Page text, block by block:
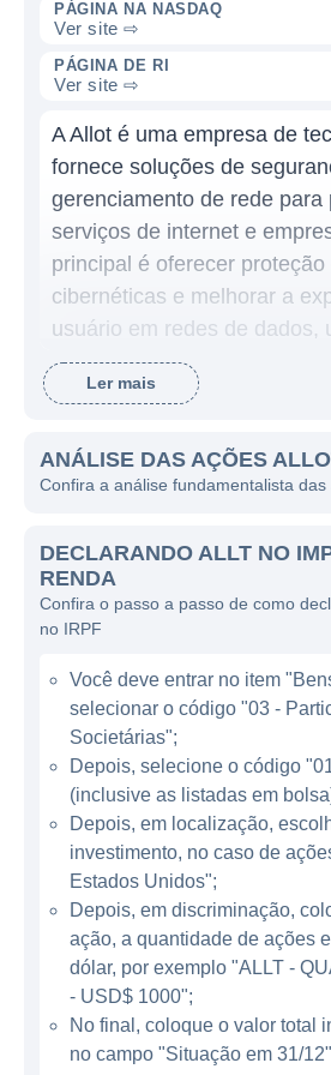
PÁGINA NA NASDAQ
Ver site ⇨
PÁGINA DE RI
Ver site ⇨
A Allot é uma empresa de
fornece soluções de
gerenciamento de rede para
serviços de internet e
principal é oferecer
cibernéticas e melhorar a
usuário em redes de dados,
tecnologias avançadas para
tráfego, proteção contra
A Allot ganha dinheiro
incluem sistemas de
tráfego e segurança. Esses
projetados para ajudar as
monitorar e gerenciar suas
eficiente, protegendo-as
cibernéticos e melhorando a
seus serviços. A empresa
produtos a operadores de
e empresas em diversos
precisam de robustez e
operações de rede.
ATUAÇÃO DA ALLOT
A Allot atua principalmente
telecomunicações e
Sua linha de negócios se
Ler mais
ANÁLISE DAS AÇÕES
Confira a análise fundamentalista das
DECLARANDO ALLT NO
RENDA
Confira o passo a passo de como
no IRPF
Você deve entrar no item
selecionar o código "03 -
Societárias";
Depois, selecione o código
(inclusive as listadas em
Depois, em localização,
investimento, no caso de
Estados Unidos";
Depois, em discriminação,
ação, a quantidade de ações
dólar, por exemplo "ALLT -
- USD$ 1000";
No final, coloque o valor total
no campo "Situação em 31/